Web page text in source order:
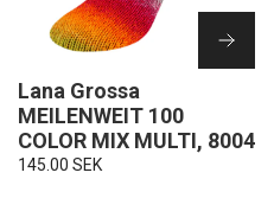
Lana Grossa
MEILENWEIT 100
COLOR MIX MULTI, 8004
145.00 SEK